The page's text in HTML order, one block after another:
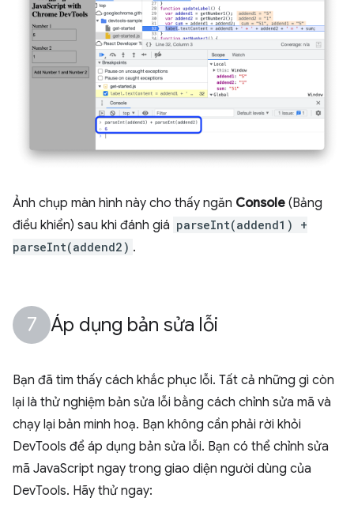
Ảnh chụp màn hình này cho thấy ngăn Console (Bảng
điều khiển) sau khi đánh giá parseInt(addend1) +
parseInt(addend2) .
Áp dụng bản sửa lỗi
Bạn đã tìm thấy cách khắc phục lỗi. Tất cả những gì còn
lại là thử nghiệm bản sửa lỗi bằng cách chỉnh sửa mã và
chạy lại bản minh hoạ. Bạn không cần phải rời khỏi
DevTools để áp dụng bản sửa lỗi. Bạn có thể chỉnh sửa
mã JavaScript ngay trong giao diện người dùng của
DevTools. Hãy thử ngay: